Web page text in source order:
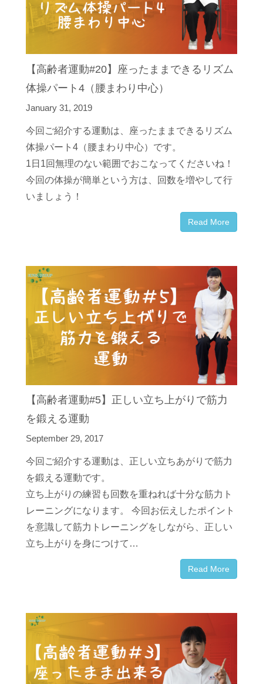
【高齢者運動#20】座ったままできるリズム
体操パート4（腰まわり中心）
January 31, 2019
今回ご紹介する運動は、座ったままできるリズム
体操パート4（腰まわり中心）です。
1日1回無理のない範囲でおこなってくださいね！
今回の体操が簡単という方は、回数を増やして行
いましょう！
Read More
【高齢者運動#5】正しい立ち上がりで筋力
を鍛える運動
September 29, 2017
今回ご紹介する運動は、正しい立ちあがりで筋力
を鍛える運動です。
立ち上がりの練習も回数を重ねれば十分な筋力ト
レーニングになります。 今回お伝えしたポイント
を意識して筋力トレーニングをしながら、正しい
立ち上がりを身につけて…
Read More